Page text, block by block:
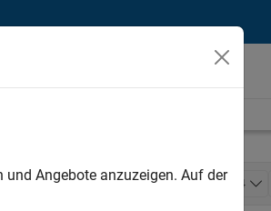
Release Engineering 4
Angebote anzuzeigen. Auf der